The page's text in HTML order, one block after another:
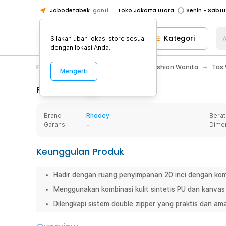
Jabodetabek ganti Toko Jakarta Utara
Toko Tangerang
Toko Cikupa
Pick n Go Jakarta Barat
Senin -
Pick n Go Bekasi
Senin - Jumat
Senin - Jumat
Senin -
Senin -
Toko Tangerang
Pick n Go Jakarta Barat
Senin -
Pick n Go Bekasi
Senin - Jumat
Pick n Go Depok
Senin - Jumat
Kategori
Fashion, Make Up & Beauty Care Fashion Wanita Tas
Rincian Produk
Brand
Rhodey
Garansi
-
Keunggulan Produk
Hadir dengan ruang penyimpanan 20 inci dengan
Menggunakan kombinasi kulit sintetis PU dan
Dilengkapi sistem double zipper yang praktis dan
Silakan ubah lokasi store sesuai
dengan lokasi Anda.
Mengerti